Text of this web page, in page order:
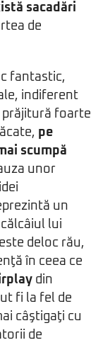
sacadări
de
fantastic,
indiferent
prăjitură foarte
pe
scumpă
unor
un
lui
deloc rău,
în ceea ce
din
fi la fel de
câştigaţi cu
de